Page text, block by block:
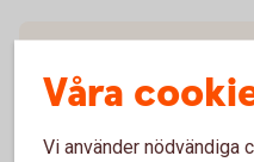
Tidigare rapporter
Våra
Vi använder nödvändiga